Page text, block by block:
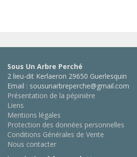
Sous Un Arbre Perché
2 lieu-dit Kerlaeron 29650 Guerlesquin
Email : sousunarbreperche@gmail.com
Présentation de la pépinière
Liens
Mentions légales
Protection des données personnelles
Conditions Générales de Vente
Nous contacter